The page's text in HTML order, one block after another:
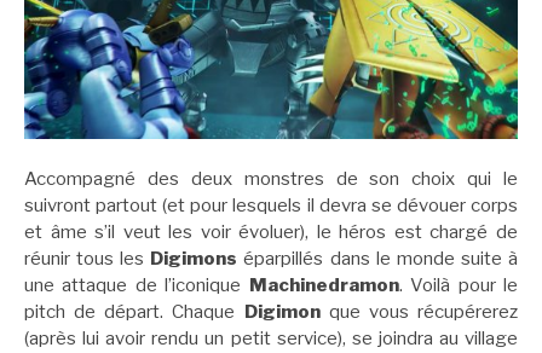
Accompagné des deux monstres de son choix qui le
suivront partout (et pour lesquels il devra se dévouer corps
et âme s’il veut les voir évoluer), le héros est chargé de
réunir tous les Digimons éparpillés dans le monde suite à
une attaque de l’iconique Machinedramon. Voilà pour le
pitch de départ. Chaque Digimonque vous récupérerez
(après lui avoir rendu un petit service), se joindra au village